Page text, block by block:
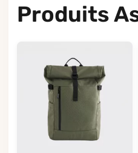
Produits